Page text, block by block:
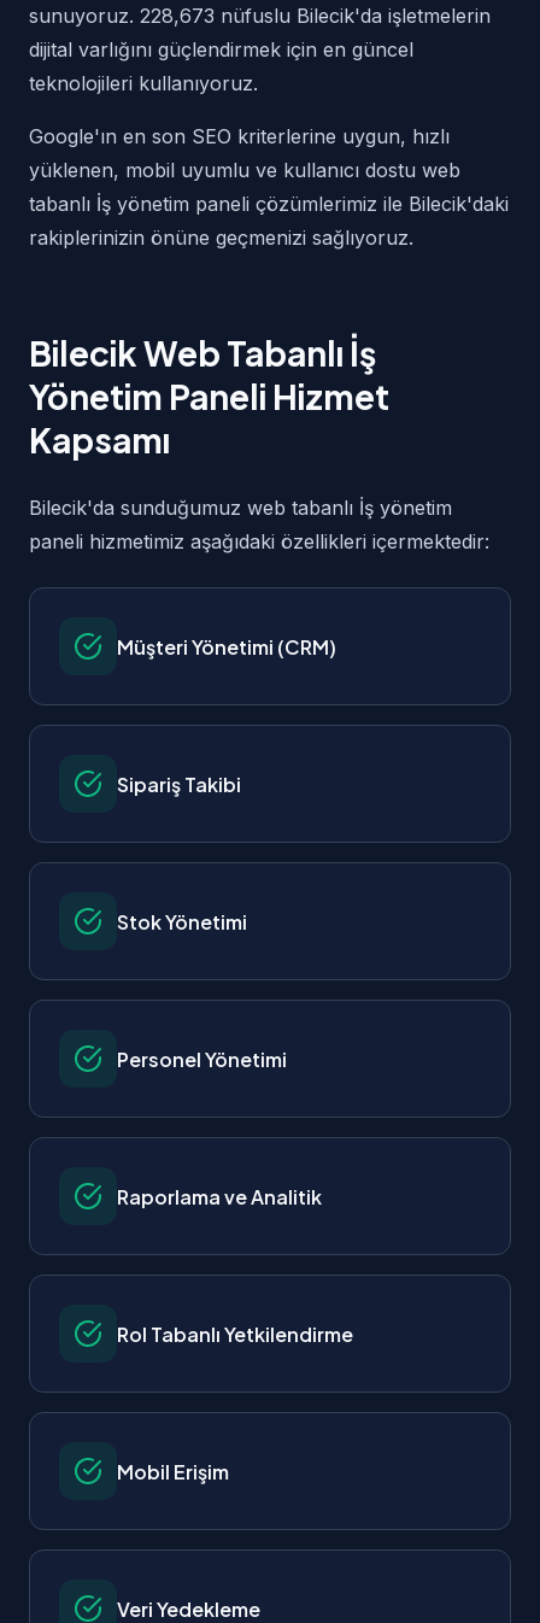
sunuyoruz. 228,673 nüfuslu Bilecik'da işletmelerin
dijital varlığını güçlendirmek için en güncel
teknolojileri kullanıyoruz.
Google'ın en son SEO kriterlerine uygun, hızlı
yüklenen, mobil uyumlu ve kullanıcı dostu web
tabanlı İş yönetim paneli çözümlerimiz ile Bilecik'daki
rakiplerinizin önüne geçmenizi sağlıyoruz.
Bilecik Web Tabanlı İş
Yönetim Paneli Hizmet
Kapsamı
Bilecik'da sunduğumuz web tabanlı İş yönetim
paneli hizmetimiz aşağıdaki özellikleri içermektedir:
Müşteri Yönetimi (CRM)
Sipariş Takibi
Stok Yönetimi
Personel Yönetimi
Raporlama ve Analitik
Rol Tabanlı Yetkilendirme
Mobil Erişim
Veri Yedekleme